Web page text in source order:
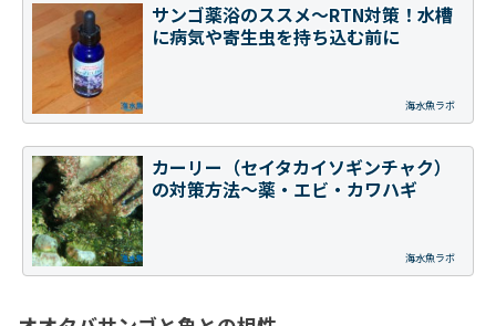
海水魚ラボ
サンゴ薬浴のススメ～RTN対策！水槽
に病気や寄生虫を持ち込む前に
海水魚ラボ
カーリー（セイタカイソギンチャク）
の対策方法～薬・エビ・カワハギ